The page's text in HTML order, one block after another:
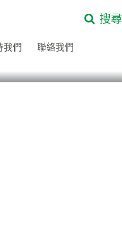
搜尋
我們 聯絡我們